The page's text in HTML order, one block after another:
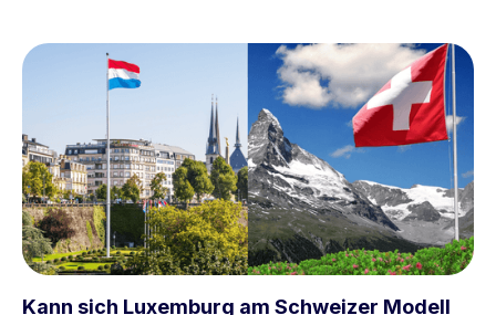
Kann sich Luxemburg am Schweizer Modell